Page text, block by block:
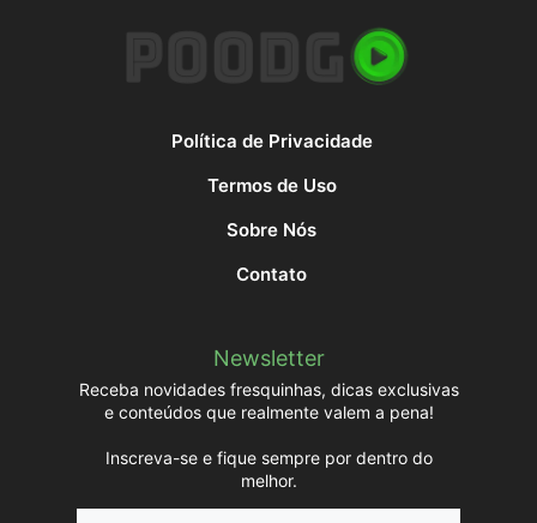
Política de Privacidade
Termos de Uso
Sobre Nós
Contato
Newsletter
Receba novidades fresquinhas, dicas exclusivas
e conteúdos que realmente valem a pena!
Inscreva-se e fique sempre por dentro do
melhor.